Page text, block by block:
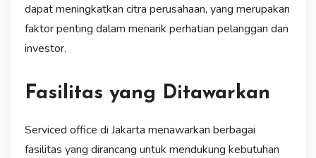
dapat meningkatkan citra perusahaan, yang merupakan
faktor penting dalam menarik perhatian pelanggan dan
investor.
Fasilitas yang Ditawarkan
Serviced office di Jakarta menawarkan berbagai
fasilitas yang dirancang untuk mendukung kebutuhan